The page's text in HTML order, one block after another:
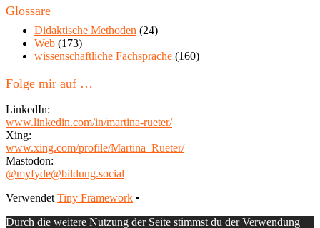
diesem
Glossare
Didaktische Methoden (24)
Web (173)
wissenschaftliche Fachsprache (160)
Folge mir auf …
LinkedIn:
www.linkedin.com/in/martina-rueter/
Xing:
www.xing.com/profile/Martina_Rueter/
Mastodon:
@myfyde@bildung.social
Footer
Inhalt
Verwendet Tiny Framework •
Durch die weitere Nutzung der Seite stimmst du der Verwendung